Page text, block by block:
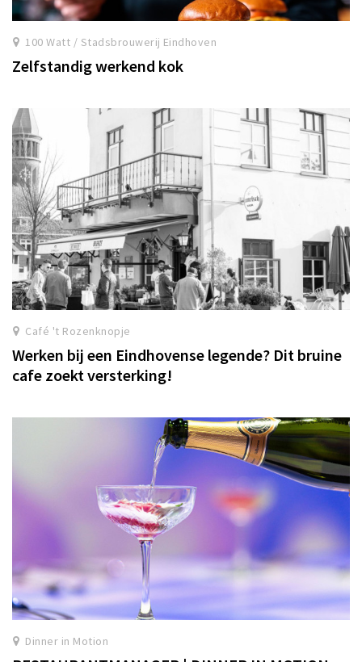
100 Watt / Stadsbrouwerij Eindhoven
Zelfstandig werkend kok
Café 't Rozenknopje
Werken bij een Eindhovense legende? Dit bruine
cafe zoekt versterking!
Dinner in Motion